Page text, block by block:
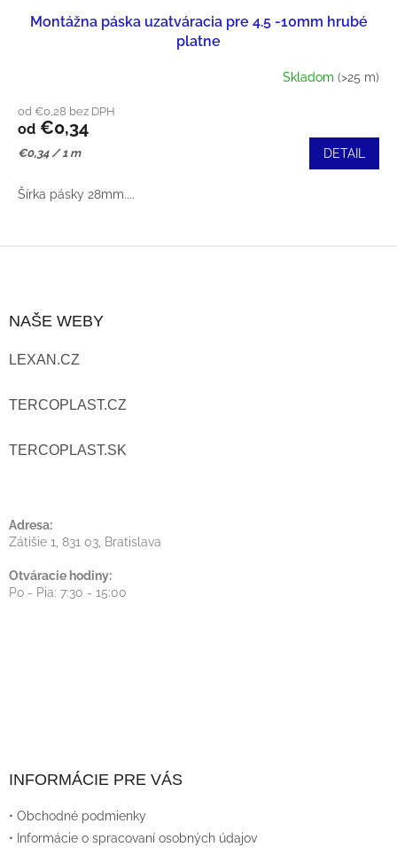
Montážna páska uzatváracia pre 4.5 -10mm hrubé
platne
Skladom (>25 m)
od €0,28 bez DPH
od €0,34
Jednotková
€0,34 / 1 m DETAIL
Šírka pásky 28mm....
Ä
T
NAŠE WEBY
LEXAN.CZ
TERCOPLAST.CZ
TERCOPLAST.SK
Adresa:
Zátišie 1, 831 03, Bratislava
Otváracie hodiny:
Po - Pia: 7:30 - 15:00
INFORMÁCIE PRE VÁS
• Obchodné podmienky
• Informácie o spracovaní osobných údajov